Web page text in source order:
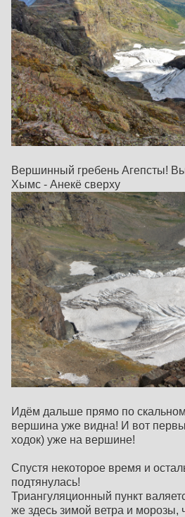
Вершинный гребень Агепсты!
Хымс - Анекё сверху
Идём дальше прямо по
вершина уже видна! И вот
ходок) уже на вершине!
Спустя некоторое время и
подтянулась!
Триангуляционный пункт
же здесь зимой ветра и морозы,